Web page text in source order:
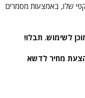
שלו, באמצעות מסמרים
לשימוש. תבלו!
מחיר לדשא